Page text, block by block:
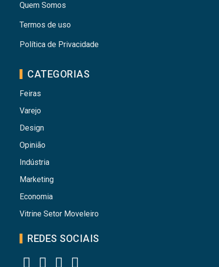
Quem Somos
Termos de uso
Política de Privacidade
CATEGORIAS
Feiras
Varejo
Design
Opinião
Indústria
Marketing
Economia
Vitrine Setor Moveleiro
REDES SOCIAIS